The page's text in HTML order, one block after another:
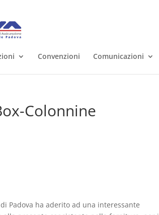
Convenzioni Comunicazioni
Colonnine
Padova ha aderito ad una interessante